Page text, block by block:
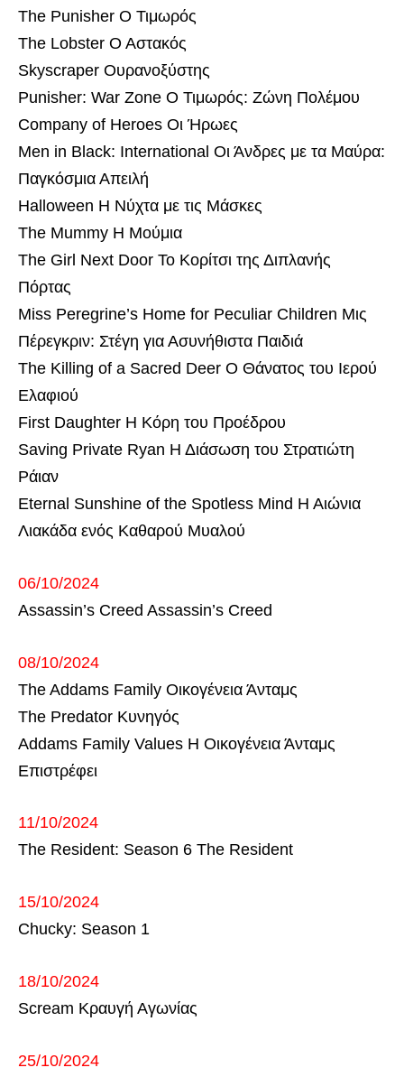
The Punisher Ο Τιμωρός
The Lobster Ο Αστακός
Skyscraper Ουρανοξύστης
Punisher: War Zone Ο Τιμωρός: Ζώνη Πολέμου
Company of Heroes Οι Ήρωες
Men in Black: International Οι Άνδρες με τα Μαύρα:
Παγκόσμια Απειλή
Halloween Η Νύχτα με τις Μάσκες
The Mummy Η Μούμια
The Girl Next Door Το Κορίτσι της Διπλανής
Πόρτας
Miss Peregrine’s Home for Peculiar Children Μις
Πέρεγκριν: Στέγη για Ασυνήθιστα Παιδιά
The Killing of a Sacred Deer Ο Θάνατος του Ιερού
Ελαφιού
First Daughter Η Κόρη του Προέδρου
Saving Private Ryan Η Διάσωση του Στρατιώτη
Ράιαν
Eternal Sunshine of the Spotless Mind Η Αιώνια
Λιακάδα ενός Καθαρού Μυαλού
06/10/2024
Assassin’s Creed Assassin’s Creed
08/10/2024
The Addams Family Οικογένεια Άνταμς
The Predator Κυνηγός
Addams Family Values Η Οικογένεια Άνταμς
Επιστρέφει
11/10/2024
The Resident: Season 6 The Resident
15/10/2024
Chucky: Season 1
18/10/2024
Scream Κραυγή Αγωνίας
25/10/2024